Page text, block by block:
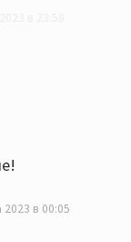
2023 в 00:05